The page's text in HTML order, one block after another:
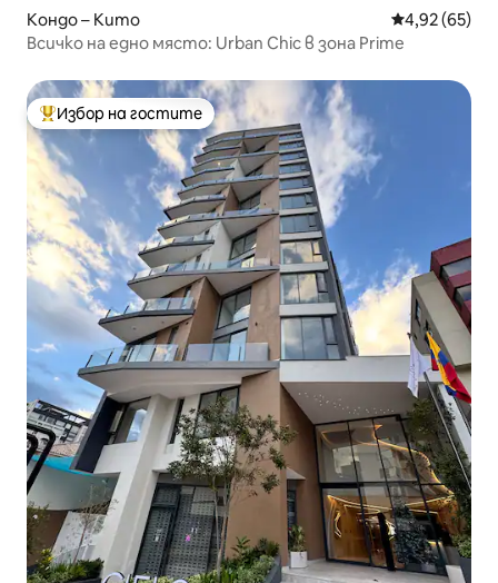
Кондо – Кито Средна
4,92 (65)
Всичко на едно място: Urban Chic в зона Prime
Най-популярен избор на гостите
Избор на гостите